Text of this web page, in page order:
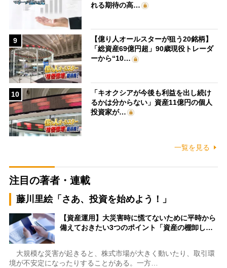
れる期待の高…
9
【億り人オールスターが狙う20銘柄】
「総資産69億円超」90歳現役トレーダ
ーから“10…
10
「キオクシアが今後も利益を出し続け
るかは分からない」資産11億円の個人
投資家が…
一覧を見る
注目の著者・連載
藤川里絵「さあ、投資を始めよう！」
【資産運用】大災害時に慌てないために平時から
備えておきたい3つのポイント「資産の棚卸し…
大規模な災害が起きると、株式市場が大きく動いたり、取引環
境が不安定になったりすることがある。一方…